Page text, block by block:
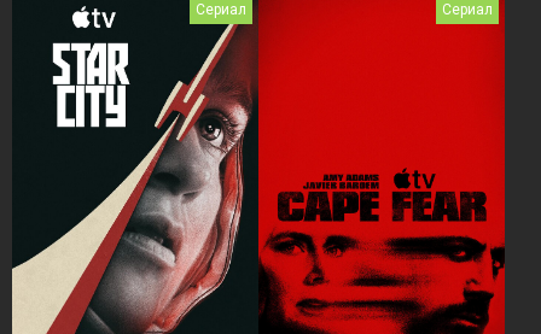
Сериал Сериал